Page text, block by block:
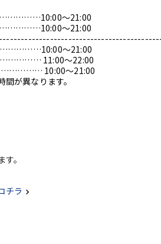
～21:00
～21:00
～21:00
11:00～22:00
…………… 10:00～21:00
が異なります。
。
チラ